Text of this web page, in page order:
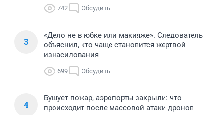
742 Обсудить
3
«Дело не в юбке или макияже». Следователь
объяснил, кто чаще становится жертвой
изнасилования
699 Обсудить
4
Бушует пожар, аэропорты закрыли: что
происходит после массовой атаки дронов